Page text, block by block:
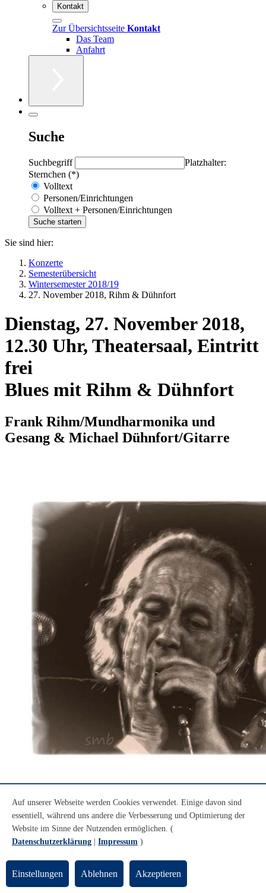
Kontakt
Zur Übersichtsseite Kontakt
Das Team
Anfahrt
Suche
Suchbegriff
Platzhalter:
Sternchen (*)
Volltext
Personen/Einrichtungen
Volltext + Personen/Einrichtungen
Sie sind hier:
Konzerte
Semesterübersicht
Wintersemester 2018/19
27. November 2018, Rihm & Dühnfort
Dienstag, 27. November 2018,
12.30 Uhr, Theatersaal, Eintritt
frei
Blues mit Rihm & Dühnfort
Frank Rihm/Mundharmonika und
Gesang & Michael Dühnfort/Gitarre
© Sarah M. Bande
Rihm & Dühnfort
Rihm & Dühnfort
die Intention, einen der größten Munharmonikaspieler dem
Publikum im Duo vorzustellen. Es ist die Rede von niemand
Auf unserer Webseite werden Cookies verwendet. Einige davon sind
essentiell, während uns andere die Verbesserung und Optimierung der
Website im Sinne der Nutzenden ermöglichen. (
Datenschutzerklärung
Impressum )
Einstellungen Ablehnen Akzeptieren